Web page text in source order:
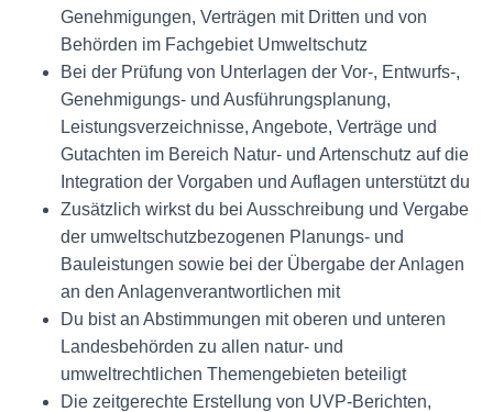
Genehmigungen, Verträgen mit Dritten und von
Behörden im Fachgebiet Umweltschutz
Bei der Prüfung von Unterlagen der Vor-, Entwurfs-,
Genehmigungs- und Ausführungsplanung,
Leistungsverzeichnisse, Angebote, Verträge und
Gutachten im Bereich Natur- und Artenschutz auf die
Integration der Vorgaben und Auflagen unterstützt du
Zusätzlich wirkst du bei Ausschreibung und Vergabe
der umweltschutzbezogenen Planungs- und
Bauleistungen sowie bei der Übergabe der Anlagen
an den Anlagenverantwortlichen mit
Du bist an Abstimmungen mit oberen und unteren
Landesbehörden zu allen natur- und
umweltrechtlichen Themengebieten beteiligt
Die zeitgerechte Erstellung von UVP-Berichten,